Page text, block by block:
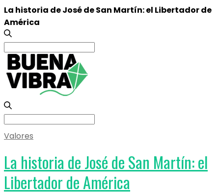
La historia de José de San Martín: el Libertador de
América
Search
for:
Search
Valores
La historia de José de San Martín: el
Libertador de América